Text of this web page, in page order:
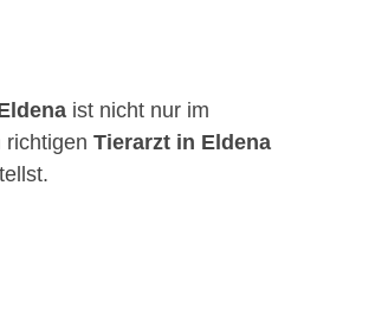
ist nicht nur im
richtigen Tierarzt in Eldena